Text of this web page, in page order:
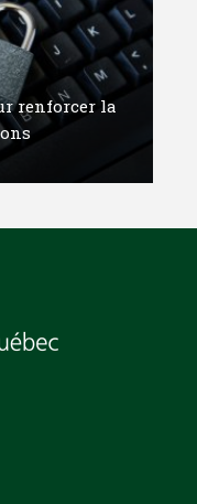
renforcer la